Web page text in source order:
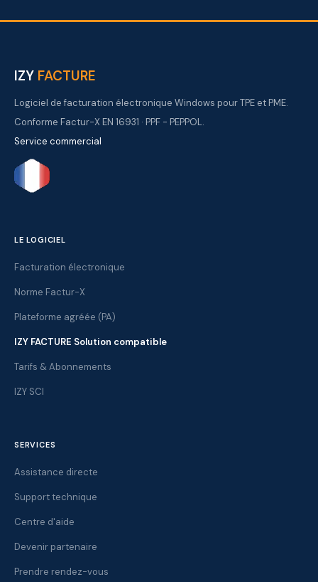
IZY FACTURE
Logiciel de facturation électronique Windows pour TPE et PME.
Conforme Factur-X EN 16931 · PPF - PEPPOL.
Service commercial
LE LOGICIEL
Facturation électronique
Norme Factur-X
Plateforme agréée (PA)
IZY FACTURE Solution compatible
Tarifs & Abonnements
IZY SCI
SERVICES
Assistance directe
Support technique
Centre d'aide
Devenir partenaire
Prendre rendez-vous